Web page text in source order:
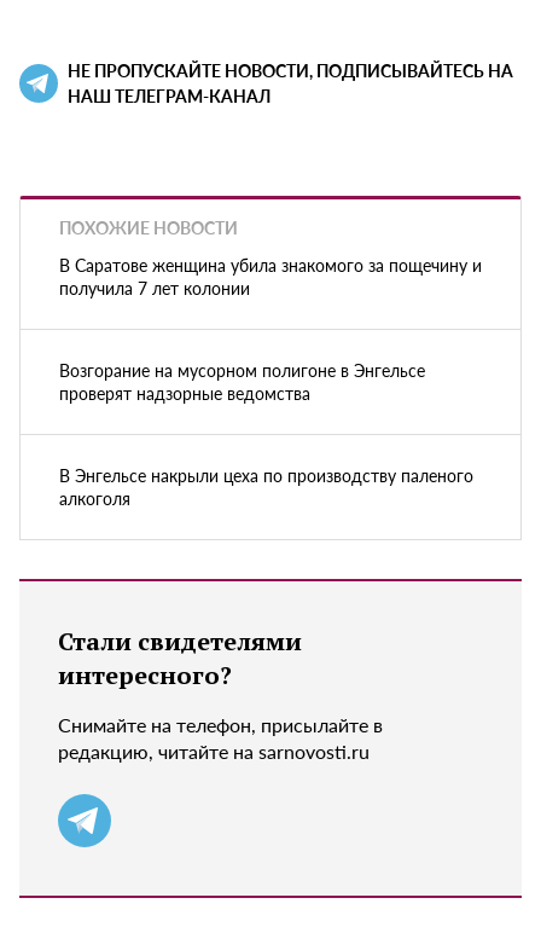
НЕ ПРОПУСКАЙТЕ НОВОСТИ, ПОДПИСЫВАЙТЕСЬ НА
НАШ ТЕЛЕГРАМ-КАНАЛ
ПОХОЖИЕ НОВОСТИ
В Саратове женщина убила знакомого за пощечину и
получила 7 лет колонии
Возгорание на мусорном полигоне в Энгельсе
проверят надзорные ведомства
В Энгельсе накрыли цеха по производству паленого
алкоголя
Стали свидетелями
интересного?
Снимайте на телефон, присылайте в
редакцию, читайте на sarnovosti.ru